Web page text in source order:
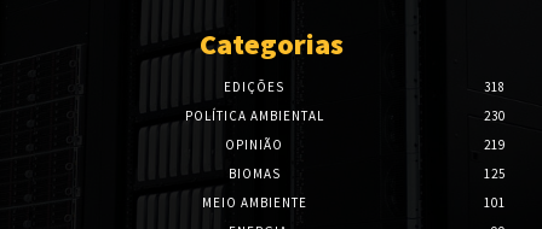
Categorias
EDIÇÕES
318
POLÍTICA AMBIENTAL
230
OPINIÃO
219
BIOMAS
125
MEIO AMBIENTE
101